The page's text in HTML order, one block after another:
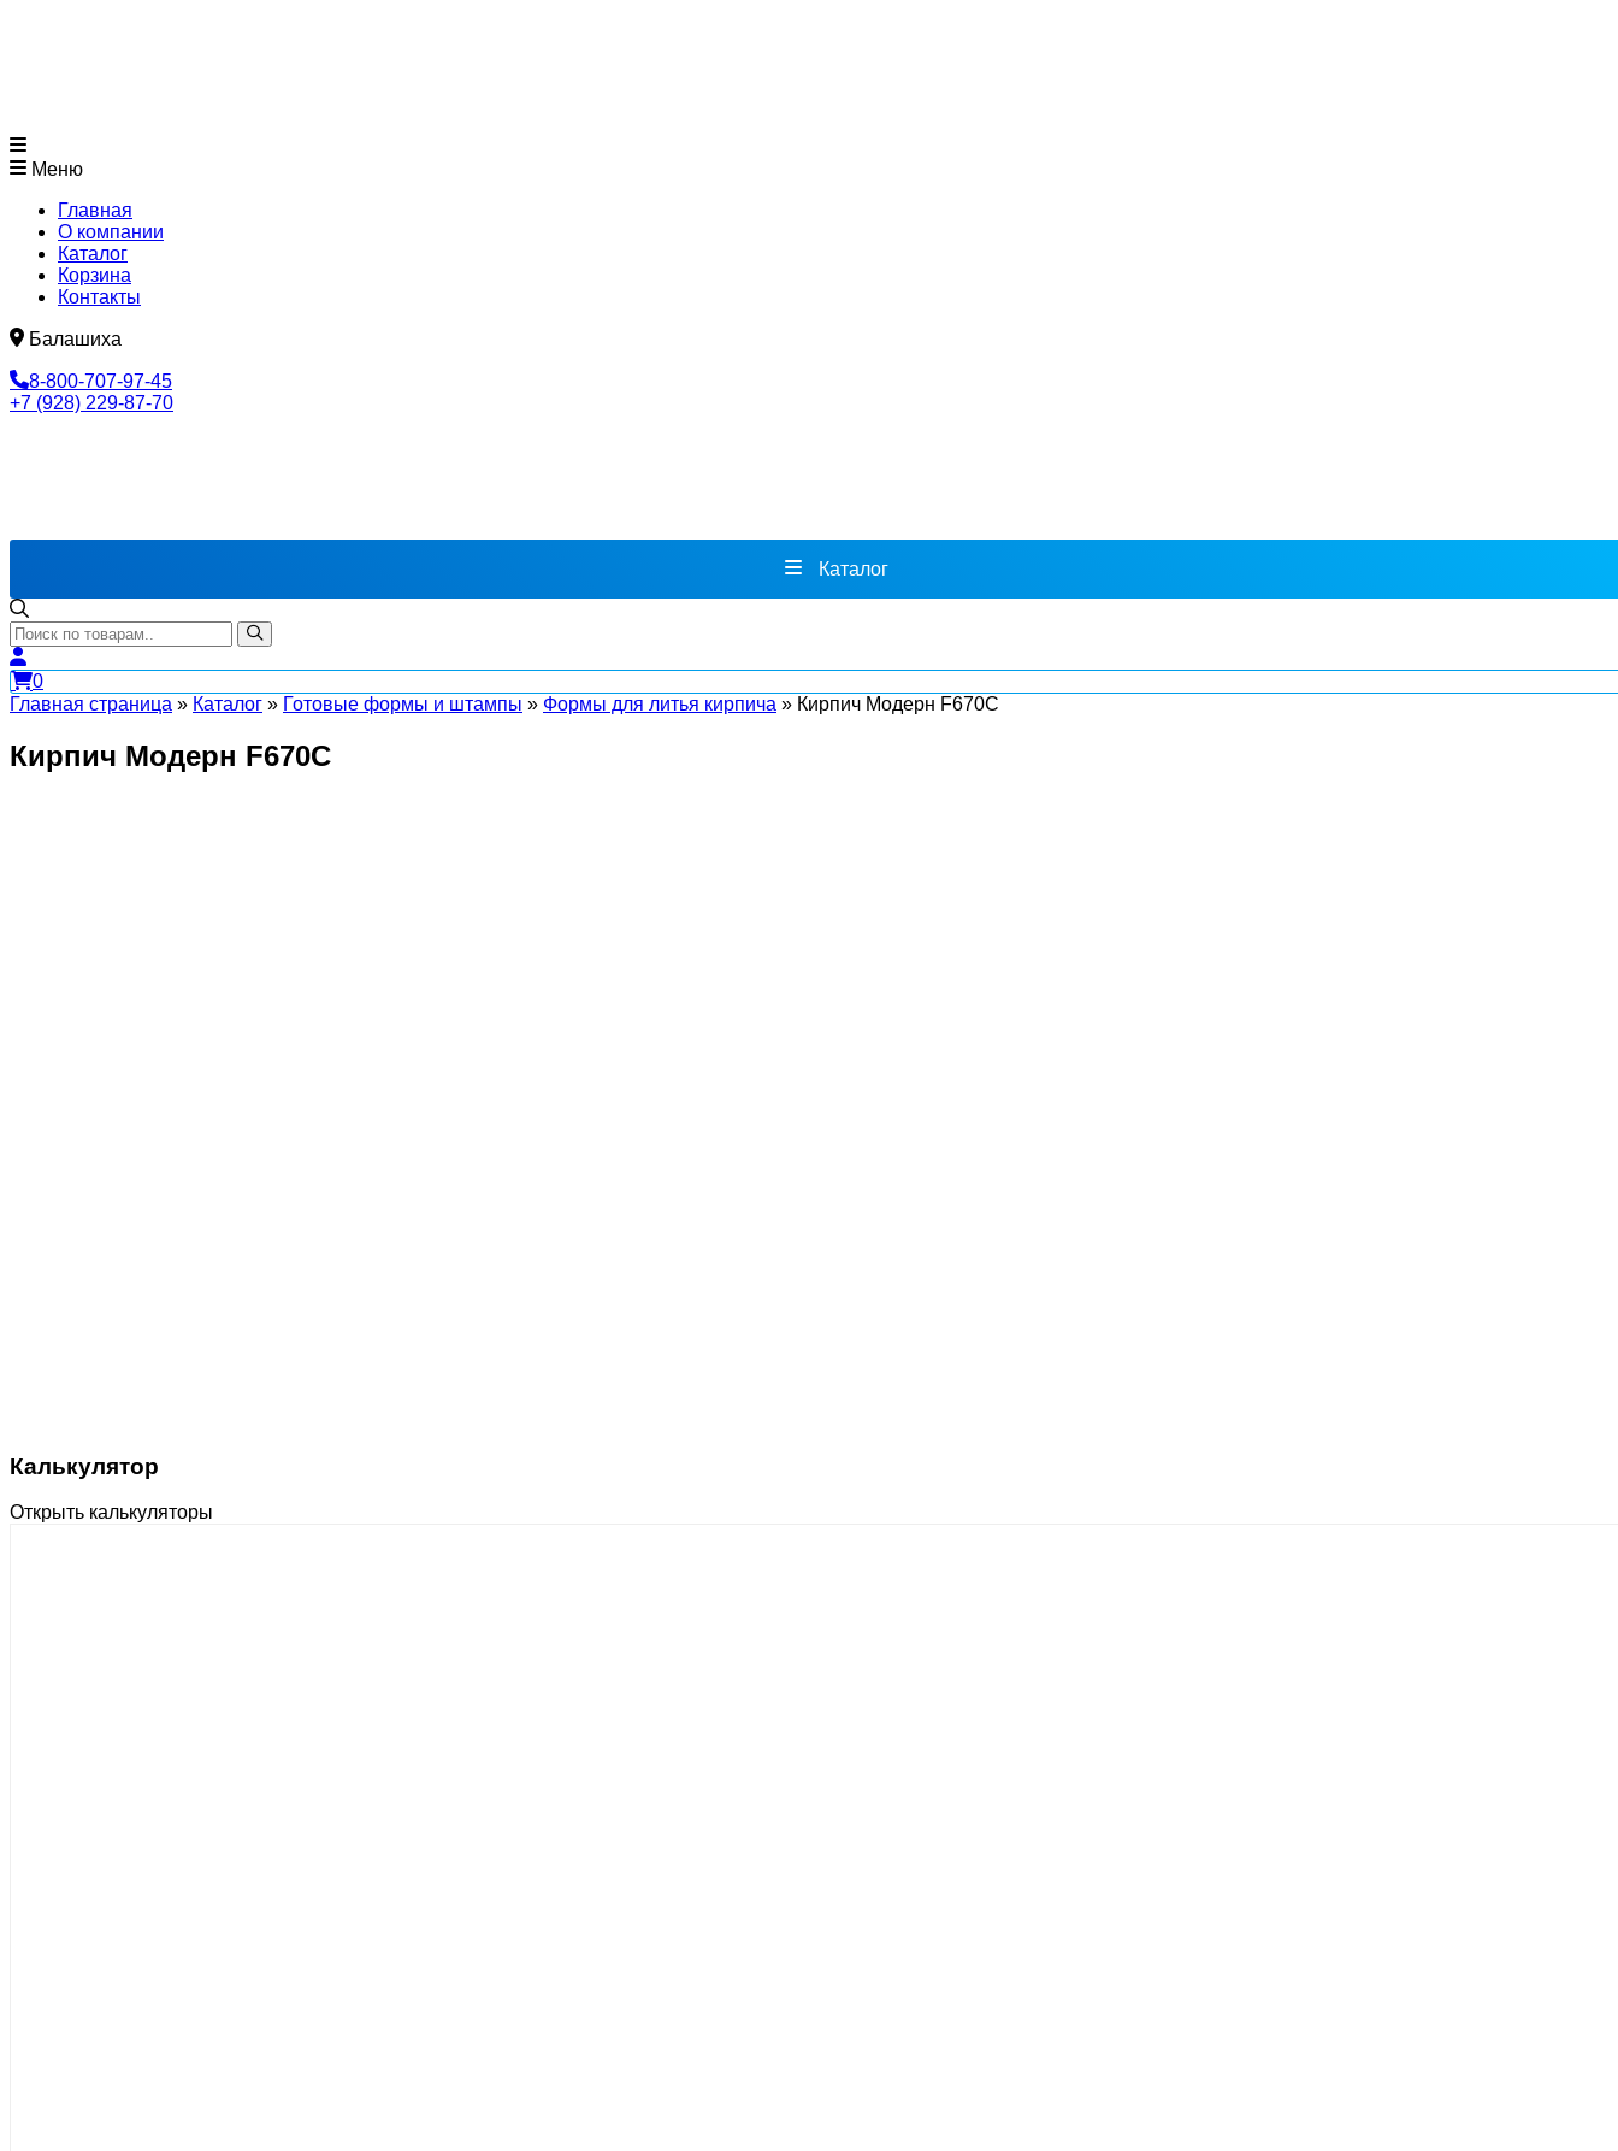
Меню
Главная
О компании
Каталог
Корзина
Контакты
Балашиха
8-800-707-97-45
+7 (928) 229-87-70
Каталог
0
Главная страница » Каталог » Готовые формы и штампы » Формы для литья кирпича » Кирпич Модерн F670C
Кирпич Модерн F670C
Калькулятор
Открыть калькуляторы